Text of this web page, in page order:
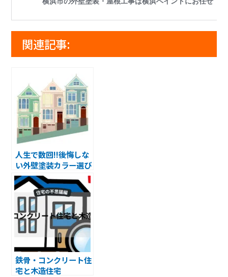
関連記事:
人生で数回‼後悔しな
い外壁塗装カラー選び
♪
鉄骨・コンクリート住
宅と木造住宅